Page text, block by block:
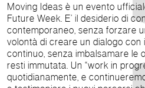
Moving Ideas è un evento
Future Week. E’ il desiderio di
contemporaneo, senza forzare
volontà di creare un dialogo con
continuo, senza imbalsamare le
resti immutata. Un “work in
quotidianamente, e